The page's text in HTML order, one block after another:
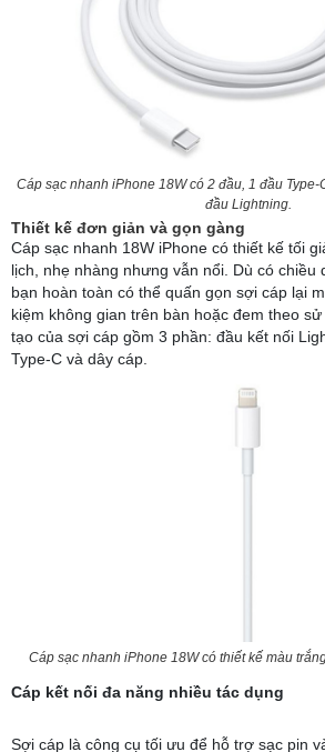
Cáp sạc nhanh iPhone 18W có 2 đầu, 1 đầu Type-
đầu Lightning.
Thiết kế đơn giản và gọn gàng
Cáp sạc nhanh 18W iPhone có thiết kế tối
lịch, nhẹ nhàng nhưng vẫn nổi. Dù có chiều
bạn hoàn toàn có thể quấn gọn sợi cáp lại
kiệm không gian trên bàn hoặc đem theo
tạo của sợi cáp gồm 3 phần: đầu kết nối
Type-C và dây cáp.
Cáp sạc nhanh iPhone 18W có thiết kế màu
Cáp kết nối đa năng nhiều tác dụng
Sợi cáp là công cụ tối ưu để hỗ trợ sạc pin